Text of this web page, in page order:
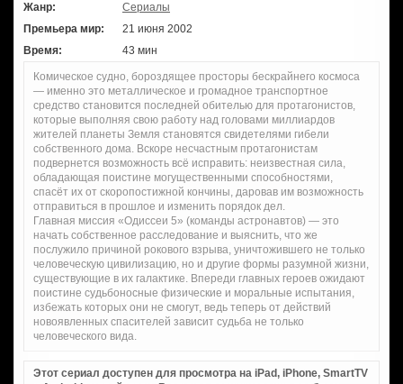
Жанр:
Сериалы
Премьера мир:
21 июня 2002
Время:
43 мин
Комическое судно, бороздящее просторы бескрайнего космоса
— именно это металлическое и громадное транспортное
средство становится последней обителью для протагонистов,
которые выполняя свою работу над головами миллиардов
жителей планеты Земля становятся свидетелями гибели
собственного дома. Вскоре несчастным протагонистам
подвернется возможность всё исправить: неизвестная сила,
обладающая поистине могущественными способностями,
спасёт их от скоропостижной кончины, даровав им возможность
отправиться в прошлое и изменить порядок дел.
Главная миссия «Одиссеи 5» (команды астронавтов) — это
начать собственное расследование и выяснить, что же
послужило причиной рокового взрыва, уничтожившего не только
человеческую цивилизацию, но и другие формы разумной жизни,
существующие в их галактике. Впереди главных героев ожидают
поистине судьбоносные физические и моральные испытания,
избежать которых они не смогут, ведь теперь от действий
новоявленных спасителей зависит судьба не только
человеческого вида.
Этот сериал доступен для просмотра на iPad, iPhone, SmartTV